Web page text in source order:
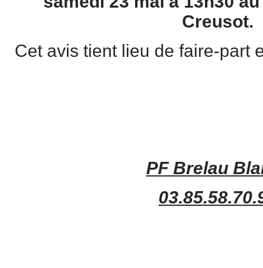
Creusot.
Cet avis tient lieu de faire-part
PF Brelau